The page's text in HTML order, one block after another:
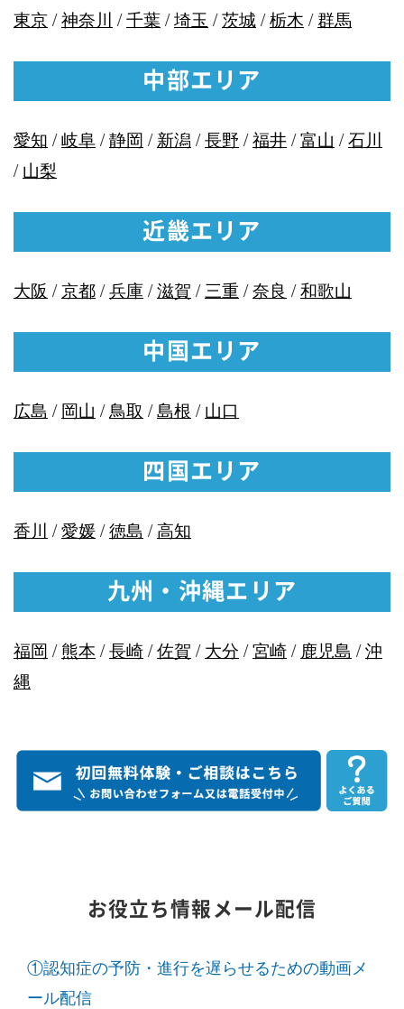
東京/神奈川 /千葉/埼玉 /茨城/栃木 /群馬
中部エリア
愛知 /岐阜/静岡 /新潟 /長野 /福井/富山 /石川
/山梨
近畿エリア
大阪 /京都/兵庫/滋賀 /三重 /奈良 /和歌山
中国エリア
広島 /岡山 /鳥取 /島根 /山口
四国エリア
香川 /愛媛/徳島 /高知
九州・沖縄エリア
福岡 /熊本 /長崎/佐賀 /大分 /宮崎/ 鹿児島 /沖
縄
お役立ち情報メール配信
①認知症の予防・進行を遅らせるための動画メ
ール配信